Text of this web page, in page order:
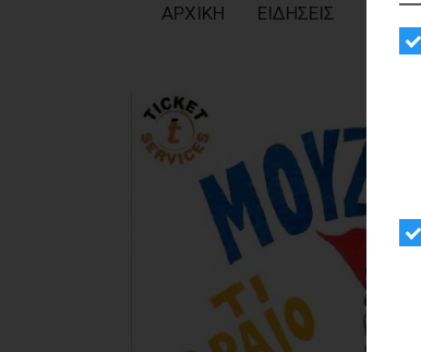
ΟΙΚΟΝΟΜΙΑ
ΑΘΛΗΤΙΣΜΟΣ
AΡΧΙΚΗ ΕΙΔΗΣΕΙΣ